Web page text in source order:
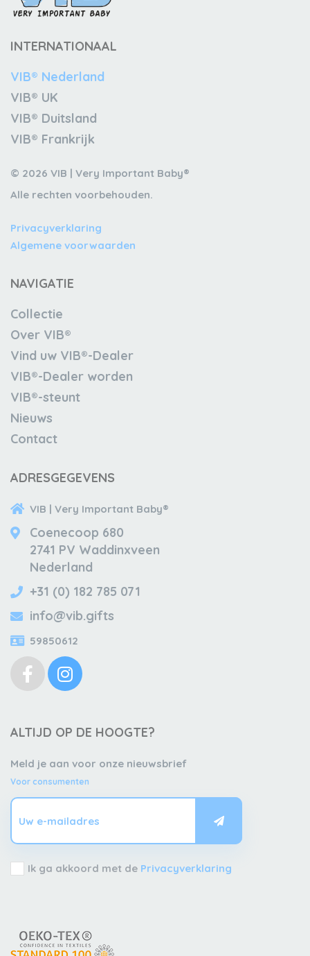
INTERNATIONAAL
VIB® Nederland
VIB® UK
VIB® Duitsland
VIB® Frankrijk
© 2026 VIB | Very Important Baby®
Alle rechten voorbehouden.
Privacyverklaring
Algemene voorwaarden
NAVIGATIE
Collectie
Over VIB®
Vind uw VIB®-Dealer
VIB®-Dealer worden
VIB®-steunt
Nieuws
Contact
ADRESGEGEVENS
VIB | Very Important Baby®
Coenecoop 680
2741 PV Waddinxveen
Nederland
+31 (0) 182 785 071
info@vib.gifts
59850612
ALTIJD OP DE HOOGTE?
Meld je aan voor onze nieuwsbrief
Voor consumenten
Ik ga akkoord met de Privacyverklaring